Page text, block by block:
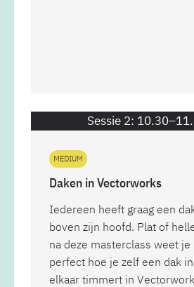
Sessie 2:
MEDIUM
Daken in Vectorworks
Iedereen heeft graag een
boven zijn hoofd. Plat of
na deze masterclass weet je
perfect hoe je zelf een dak in
elkaar timmert in